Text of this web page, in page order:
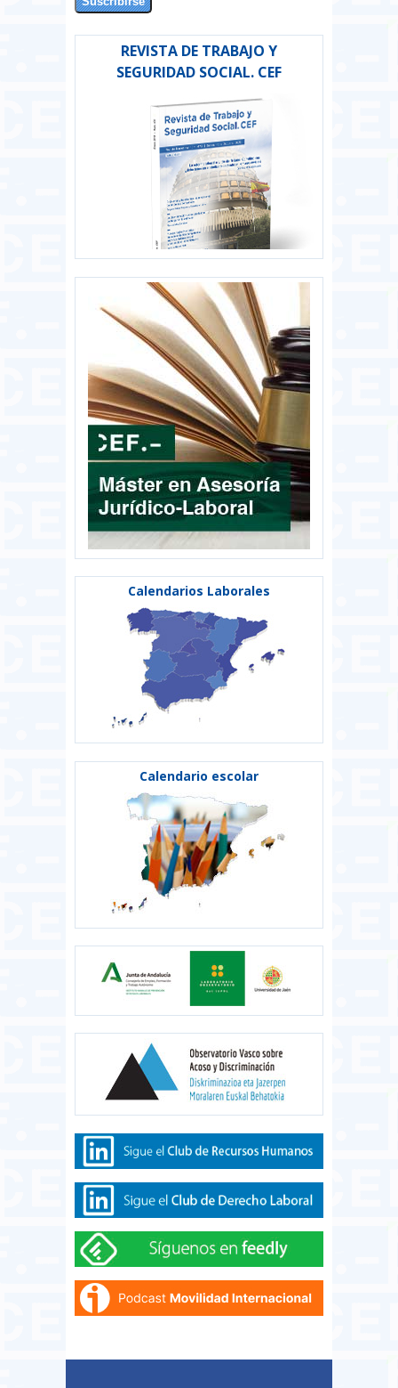
REVISTA DE TRABAJO Y
SEGURIDAD SOCIAL. CEF
Calendarios Laborales
Calendario escolar